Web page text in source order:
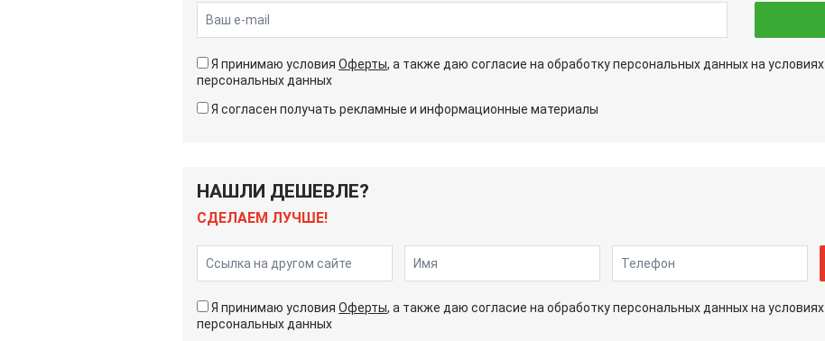
Я принимаю условия Оферты, а также даю согласие на обработку персональных данных на условиях
персональных данных
Я согласен получать рекламные и информационные материалы
НАШЛИ ДЕШЕВЛЕ?
СДЕЛАЕМ ЛУЧШЕ!
Я принимаю условия Оферты, а также даю согласие на обработку персональных данных на условиях
персональных данных